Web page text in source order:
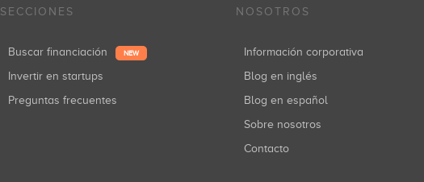
SECCIONES
Buscar financiación NEW
Invertir en startups
Preguntas frecuentes
NOSOTROS
Información corporativa
Blog en inglés
Blog en español
Sobre nosotros
Contacto